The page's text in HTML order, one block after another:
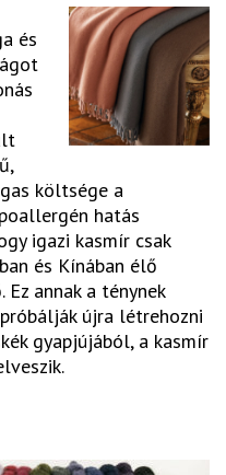
és
költsége a
hatás
igazi kasmír csak
és Kínában élő
annak a ténynek
újra létrehozni
gyapjújából, a kasmír